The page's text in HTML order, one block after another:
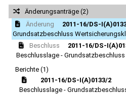
Änderungsanträge (2)
Änderung
2011-16/DS-
Grundsatzbeschluss
Beschluss
2011-16/DS-
Beschlusslage -
Berichte (1)
2011-16/DS-I(A)0133/2
Beschlusslage -